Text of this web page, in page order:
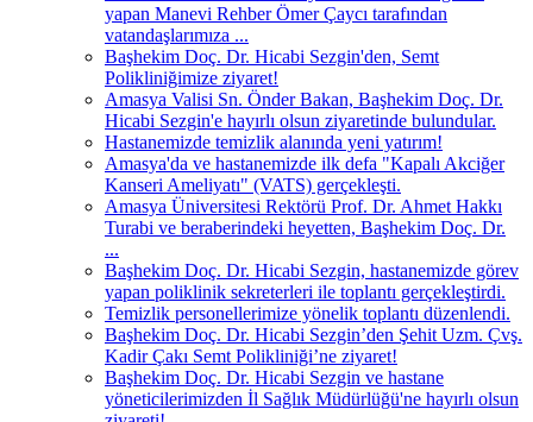
yapan Manevi Rehber Ömer Çaycı tarafından
vatandaşlarımıza ...
Başhekim Doç. Dr. Hicabi Sezgin'den, Semt
Polikliniğimize ziyaret!
Amasya Valisi Sn. Önder Bakan, Başhekim Doç. Dr.
Hicabi Sezgin'e hayırlı olsun ziyaretinde bulundular.
Hastanemizde temizlik alanında yeni yatırım!
Amasya'da ve hastanemizde ilk defa "Kapalı Akciğer
Kanseri Ameliyatı" (VATS) gerçekleşti.
Amasya Üniversitesi Rektörü Prof. Dr. Ahmet Hakkı
Turabi ve beraberindeki heyetten, Başhekim Doç. Dr.
...
Başhekim Doç. Dr. Hicabi Sezgin, hastanemizde görev
yapan poliklinik sekreterleri ile toplantı gerçekleştirdi.
Temizlik personellerimize yönelik toplantı düzenlendi.
Başhekim Doç. Dr. Hicabi Sezgin’den Şehit Uzm. Çvş.
Kadir Çakı Semt Polikliniği’ne ziyaret!
Başhekim Doç. Dr. Hicabi Sezgin ve hastane
yöneticilerimizden İl Sağlık Müdürlüğü'ne hayırlı olsun